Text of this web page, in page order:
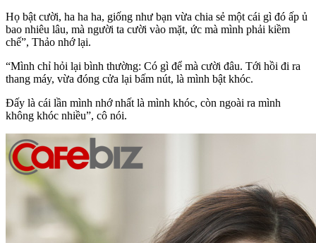
Họ bật cười, ha ha ha, giống như bạn vừa chia sẻ một cái gì đó ấp ủ
bao nhiêu lâu, mà người ta cười vào mặt, ức mà mình phải kiềm
chế”, Thảo nhớ lại.
“Mình chỉ hỏi lại bình thường: Có gì để mà cười đâu. Tới hồi đi ra
thang máy, vừa đóng cửa lại bấm nút, là mình bật khóc.
Đấy là cái lần mình nhớ nhất là mình khóc, còn ngoài ra mình
không khóc nhiều”, cô nói.